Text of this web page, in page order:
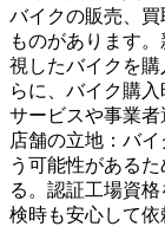
バイクの販売、
ものがあります
視したバイクを
らに、バイク購
サービスや事業者
店舗の立地：バ
う可能性がある
る。認証工場資
検時も安心して依